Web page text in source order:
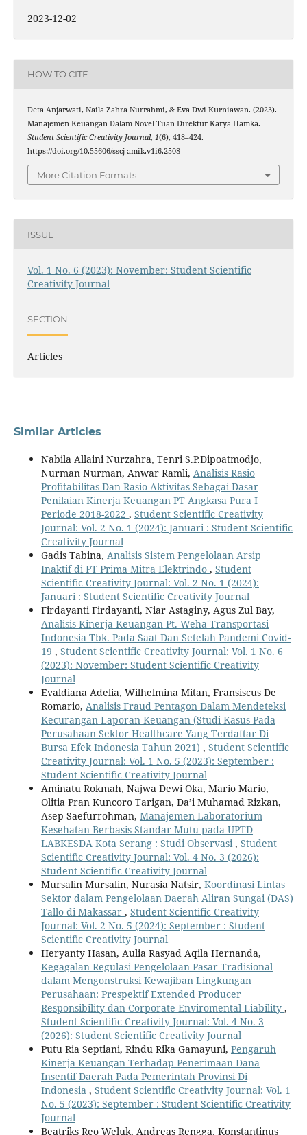
2023-12-02
HOW TO CITE
Deta Anjarwati, Naila Zahra Nurrahmi, & Eva Dwi Kurniawan. (2023).
Manajemen Keuangan Dalam Novel Tuan Direktur Karya Hamka.
Student Scientific Creativity Journal, 1(6), 418–424.
https://doi.org/10.55606/sscj-amik.v1i6.2508
More Citation Formats
ISSUE
Vol. 1 No. 6 (2023): November: Student Scientific
Creativity Journal
SECTION
Articles
Similar Articles
Nabila Allaini Nurzahra, Tenri S.P.Dipoatmodjo,
Nurman Nurman, Anwar Ramli, Analisis Rasio
Profitabilitas Dan Rasio Aktivitas Sebagai Dasar
Penilaian Kinerja Keuangan PT Angkasa Pura I
Periode 2018-2022 , Student Scientific Creativity
Journal: Vol. 2 No. 1 (2024): Januari : Student Scientific
Creativity Journal
Gadis Tabina, Analisis Sistem Pengelolaan Arsip
Inaktif di PT Prima Mitra Elektrindo , Student
Scientific Creativity Journal: Vol. 2 No. 1 (2024):
Januari : Student Scientific Creativity Journal
Firdayanti Firdayanti, Niar Astaginy, Agus Zul Bay,
Analisis Kinerja Keuangan Pt. Weha Transportasi
Indonesia Tbk. Pada Saat Dan Setelah Pandemi Covid-
19 , Student Scientific Creativity Journal: Vol. 1 No. 6
(2023): November: Student Scientific Creativity
Journal
Evaldiana Adelia, Wilhelmina Mitan, Fransiscus De
Romario, Analisis Fraud Pentagon Dalam Mendeteksi
Kecurangan Laporan Keuangan (Studi Kasus Pada
Perusahaan Sektor Healthcare Yang Terdaftar Di
Bursa Efek Indonesia Tahun 2021) , Student Scientific
Creativity Journal: Vol. 1 No. 5 (2023): September :
Student Scientific Creativity Journal
Aminatu Rokmah, Najwa Dewi Oka, Mario Mario,
Olitia Pran Kuncoro Tarigan, Da’i Muhamad Rizkan,
Asep Saefurrohman, Manajemen Laboratorium
Kesehatan Berbasis Standar Mutu pada UPTD
LABKESDA Kota Serang : Studi Observasi , Student
Scientific Creativity Journal: Vol. 4 No. 3 (2026):
Student Scientific Creativity Journal
Mursalin Mursalin, Nurasia Natsir, Koordinasi Lintas
Sektor dalam Pengelolaan Daerah Aliran Sungai (DAS)
Tallo di Makassar , Student Scientific Creativity
Journal: Vol. 2 No. 5 (2024): September : Student
Scientific Creativity Journal
Heryanty Hasan, Aulia Rasyad Aqila Hernanda,
Kegagalan Regulasi Pengelolaan Pasar Tradisional
dalam Mengonstruksi Kewajiban Lingkungan
Perusahaan: Prespektif Extended Producer
Responsibility dan Corporate Enviromental Liability ,
Student Scientific Creativity Journal: Vol. 4 No. 3
(2026): Student Scientific Creativity Journal
Putu Ria Septiani, Rindu Rika Gamayuni, Pengaruh
Kinerja Keuangan Terhadap Penerimaan Dana
Insentif Daerah Pada Pemerintah Provinsi Di
Indonesia , Student Scientific Creativity Journal: Vol. 1
No. 5 (2023): September : Student Scientific Creativity
Journal
Beatriks Reo Weluk, Andreas Rengga, Konstantinus